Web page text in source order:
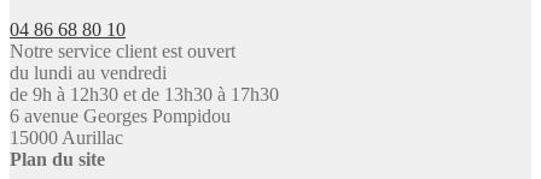
04 86 68 80 10
Notre service client est ouvert
du lundi au vendredi
de 9h à 12h30 et de 13h30 à 17h30
6 avenue Georges Pompidou
15000 Aurillac
Plan du site